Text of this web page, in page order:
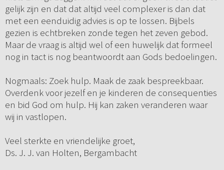
gelijk zijn en dat dat altijd veel complexer is dan dat
met een eenduidig advies is op te lossen. Bijbels
gezien is echtbreken zonde tegen het zeven gebod.
Maar de vraag is altijd wel of een huwelijk dat formeel
nog in tact is nog beantwoordt aan Gods bedoelingen.
Nogmaals: Zoek hulp. Maak de zaak bespreekbaar.
Overdenk voor jezelf en je kinderen de consequenties
en bid God om hulp. Hij kan zaken veranderen waar
wij in vastlopen.
Veel sterkte en vriendelijke groet,
Ds. J. J. van Holten, Bergambacht